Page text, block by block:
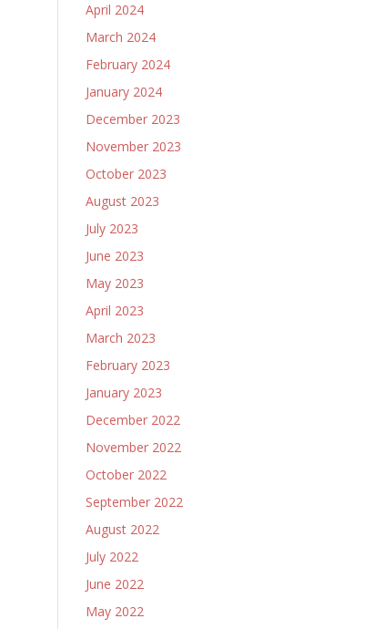
April 2024
March 2024
February 2024
January 2024
December 2023
November 2023
October 2023
August 2023
July 2023
June 2023
May 2023
April 2023
March 2023
February 2023
January 2023
December 2022
November 2022
October 2022
September 2022
August 2022
July 2022
June 2022
May 2022